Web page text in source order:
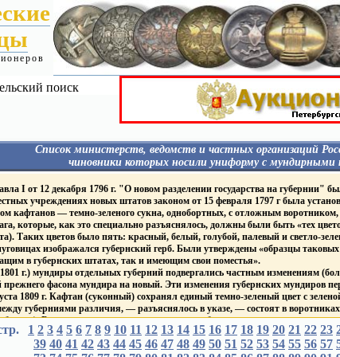
поиск
Список министерств, ведомств и частных организаций
чиновники которых носили униформу с мундирными
Гражданские 1827-1857
Гражданские 1857-1917
Гражданские 1917
Гражданские - Царство Польское
Гражданские - Великое Княжество
Финляндское
ИМПЕРАТОРСКИЙ ДВОР
Дворцовые Правления
Придворн. Ведом.
Академия Художеств
Публ. Библиотека и Румянцев.
музеум
Капитул Императорских
и Царских Орденов
Mин. и вед. имевшие
на пуговицах Столп Закона
МИН. ФИНАНСОВ
Фабр. Инсп.
Гос. банки
Пограничная стража
Таможенная и
службы
МИН. ГОС.
Корпус горных
ПОЖАРНЫЕ
ПОЧТ. -
ГРАЖДАНСКИЙ
Торговый Флот
Яхт-клубы
ГРАЖДАНСКИЕ
ЗАВЕДЕНИЯ
ВУЗы
I от 12 декабря 1796 г. "О новом разделении государства на губернии"
учреждениях новых штатов законом от 15 февраля 1797 г была
кафтанов — темно-зеленого сукна, однобортных, с отложным
которые, как это специально разъяснялось, должны были быть «тех
Таких цветов было пять: красный, белый, голубой, палевый и светло-
изображался губернский герб. Были утверждены «образцы
в губернских штатах, так и имеющим свои поместья».
г.) мундиры отдельных губерний подвергались частным изменениям
прежнего фасона мундира на новый. Эти изменения губернских мундиров
1809 г. Кафтан (суконный) сохранял единый темно-зеленый цвет с
губерниями различия, — разъяснялось в указе, — состоят в
В зависимости от цвета воротника и обшлагов устанавливалось
черный, темно-синий, фиолетовый, малиновый и оранжевый
мундиры для генерал-губернаторов, гражданских губернаторов и
1 2 3 4 5 6 7 8 9 10 11 12 13 14 15 16 17 18 19 20 21 22 23
39 40 41 42 43 44 45 46 47 48 49 50 51 52 53 54 55 56 57